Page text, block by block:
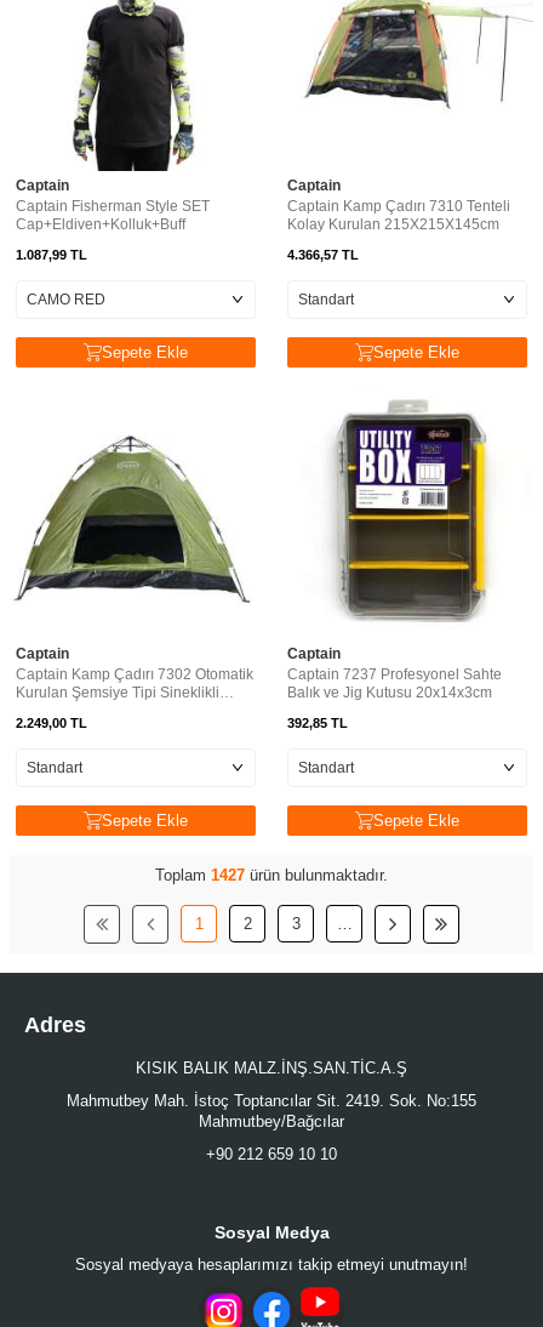
Captain
Captain Fisherman Style SET
Cap+Eldiven+Kolluk+Buff
1.087,99 TL
Sepete Ekle
Captain
Captain Kamp Çadırı 7310 Tenteli
Kolay Kurulan 215X215X145cm
4.366,57 TL
Sepete Ekle
Captain
Captain Kamp Çadırı 7302 Otomatik
Kurulan Şemsiye Tipi Sineklikli
2.249,00 TL
Sepete Ekle
Captain
Captain 7237 Profesyonel Sahte
Balık ve Jig Kutusu 20x14x3cm
392,85 TL
Sepete Ekle
Toplam 1427 ürün bulunmaktadır.
1 2 3 …
Adres
KISIK BALIK MALZ.İNŞ.SAN.TİC.A.Ş
Mahmutbey Mah. İstoç Toptancılar Sit. 2419. Sok. No:155
Mahmutbey/Bağcılar
+90 212 659 10 10
Sosyal Medya
Sosyal medyaya hesaplarımızı takip etmeyi unutmayın!